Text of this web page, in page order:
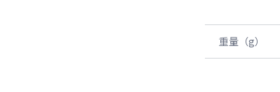
重量（g）